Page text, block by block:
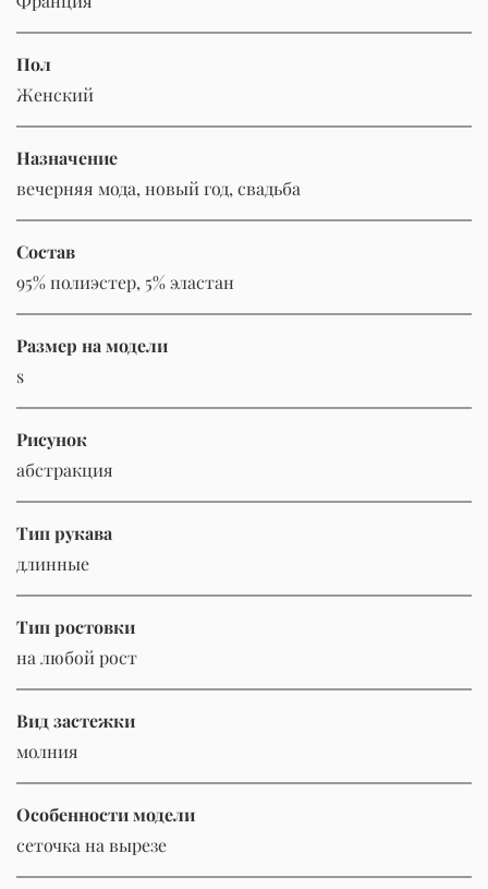
Пол
Женский
Назначение
вечерняя мода, новый год, свадьба
Состав
95% полиэстер, 5% эластан
Размер на модели
s
Рисунок
абстракция
Тип рукава
длинные
Тип ростовки
на любой рост
Вид застежки
молния
Особенности модели
сеточка на вырезе